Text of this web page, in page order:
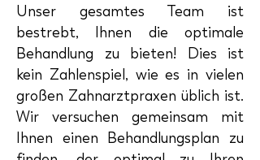
Unser gesamtes Team ist
bestrebt, Ihnen die optimale
Behandlung zu bieten! Dies ist
kein Zahlenspiel, wie es in vielen
großen Zahnarztpraxen üblich ist.
Wir versuchen gemeinsam mit
Ihnen einen Behandlungsplan zu